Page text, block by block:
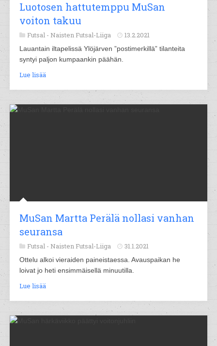
Luotosen hattutemppu MuSan
voiton takuu
Futsal - Naisten Futsal-Liiga 13.2.2021
Lauantain iltapelissä Ylöjärven ”postimerkillä” tilanteita
syntyi paljon kumpaankin päähän.
Lue lisää
MuSan Martta Perälä nollasi vanhan
seuransa
Futsal - Naisten Futsal-Liiga 31.1.2021
Ottelu alkoi vieraiden paineistaessa. Avauspaikan he
loivat jo heti ensimmäisellä minuutilla.
Lue lisää